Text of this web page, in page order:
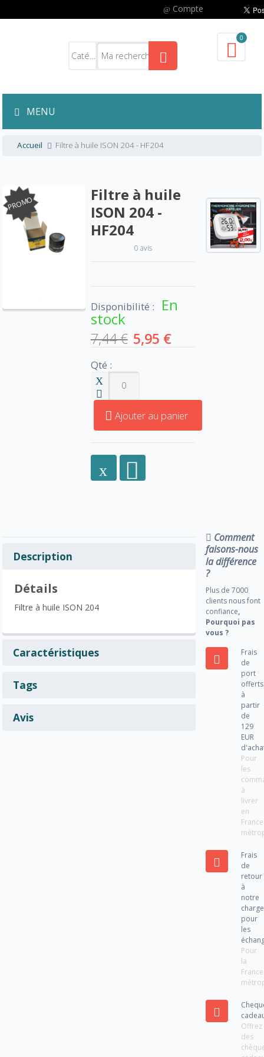
Compte
0
MENU
Accueil Filtre à huile ISON 204 - HF204
PROMO
Filtre à huile
ISON 204 -
HF204
0 avis
Disponibilité : En
stock
7,44 € 5,95 €
Qté :
Ajouter au panier
Description
Détails
Filtre à huile ISON 204
Caractéristiques
Tags
Avis
Comment
faisons-nous
la différence
?
Plus de 7000
clients nous font
confiance,
Pourquoi pas
vous ?
Frais
de
port
offerts
à
partir
de
129
EUR
Pour
les
à
livrer
en
France
Frais
de
retour
à
notre
charge
pour
les
Pour
la
France
Offrez
des